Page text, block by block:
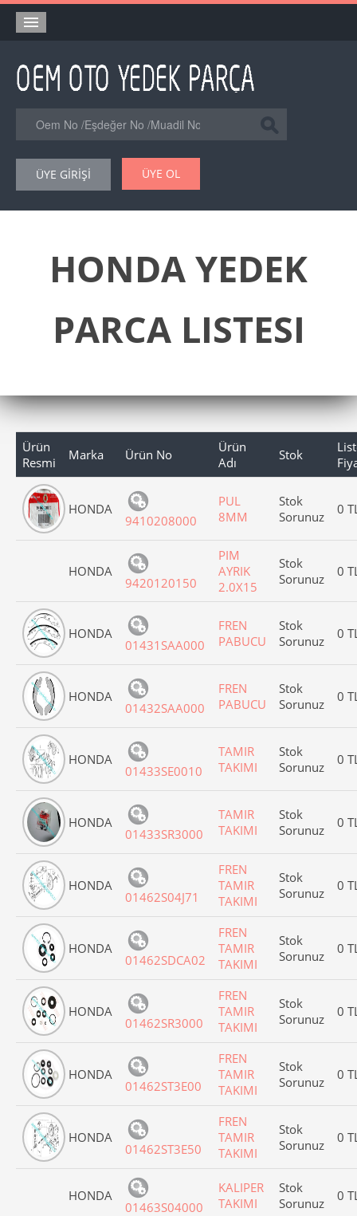
Orjinal Yedek Parça
Eşdeğer Muadil Yedek Parça
Şase Numarası VIN Yedekparça Sorgulama
Hakkımızda
Forum
ÜYE GİRİŞİ ÜYE OL
HONDA YEDEK
PARCA LISTESI
Ürün
Resmi
Marka Ürün No
Ürün
Adı
Stok
HONDA
9410208000
PUL
8MM
Stok
Sorunuz
0
HONDA
9420120150
PIM
AYRIK
2.0X15
Stok
Sorunuz
0
HONDA
01431SAA000
FREN
PABUCU
Stok
Sorunuz
0
HONDA
01432SAA000
FREN
PABUCU
Stok
Sorunuz
0
HONDA
01433SE0010
TAMIR
TAKIMI
Stok
Sorunuz
0
HONDA
01433SR3000
TAMIR
TAKIMI
Stok
Sorunuz
0
HONDA
01462S04J71
FREN
TAMIR
TAKIMI
Stok
Sorunuz
0
HONDA
01462SDCA02
FREN
TAMIR
TAKIMI
Stok
Sorunuz
0
HONDA
01462SR3000
FREN
TAMIR
TAKIMI
Stok
Sorunuz
0
HONDA
01462ST3E00
FREN
TAMIR
TAKIMI
Stok
Sorunuz
0
HONDA
01462ST3E50
FREN
TAMIR
TAKIMI
Stok
Sorunuz
0
HONDA
01463S04000
KALIPER
TAKIMI
Stok
Sorunuz
0